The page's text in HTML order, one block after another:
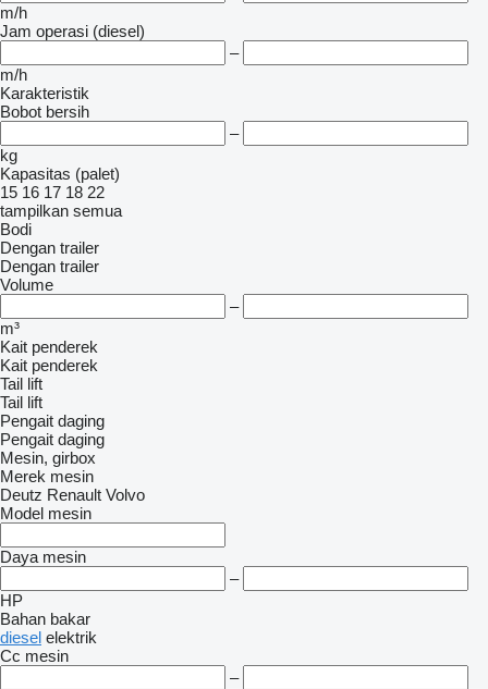
m/h
Jam operasi (diesel)
–
m/h
Karakteristik
Bobot bersih
–
kg
Kapasitas (palet)
15 16 17 18 22
tampilkan semua
Bodi
Dengan trailer
Dengan trailer
Volume
–
m³
Kait penderek
Kait penderek
Tail lift
Tail lift
Pengait daging
Pengait daging
Mesin, girbox
Merek mesin
Deutz Renault Volvo
Model mesin
Daya mesin
–
HP
Bahan bakar
diesel elektrik
Cc mesin
–